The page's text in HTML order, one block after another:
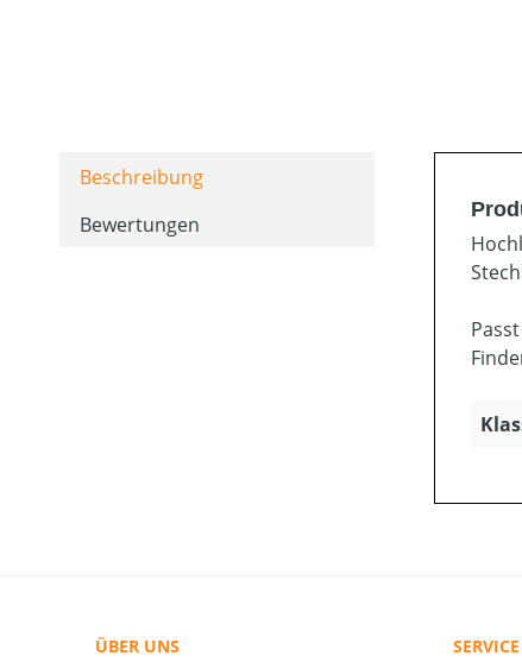
Beschreibung
Bewertungen
ÜBER UNS
SERVICE